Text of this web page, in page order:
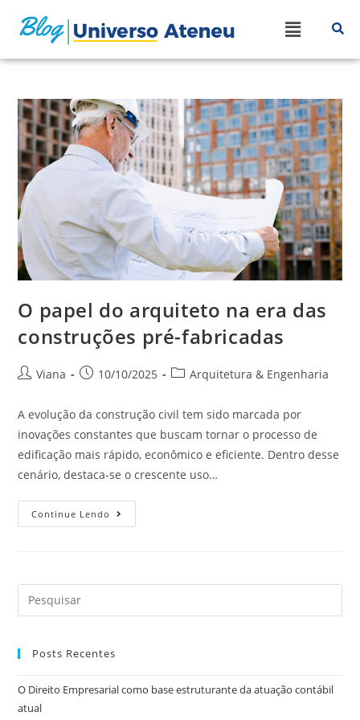
O papel do arquiteto na era das
construções pré-fabricadas
Viana 10/10/2025 Arquitetura & Engenharia
A evolução da construção civil tem sido marcada por
inovações constantes que buscam tornar o processo de
edificação mais rápido, econômico e eficiente. Dentro desse
cenário, destaca-se o crescente uso…
Continue Lendo
Posts Recentes
O Direito Empresarial como base estruturante da atuação contábil
atual